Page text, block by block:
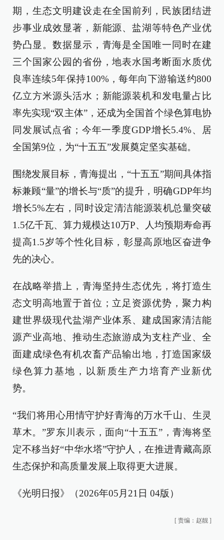
期，生态文明建设走在全国前列，民族团结进
步事业成效显著，新能源、盐湖等特色产业优
势凸显。数据显示，青海是全国唯一同时在建
三个国家公园的省份，地表水国考断面水质优
良率连续5年保持100%，每年向下游输送约800
亿立方米源头活水；新能源装机和发电量占比
率先实现“双主体”，还成为全国首个绿色算电协
同发展试点省；今年一季度GDP增长5.4%、居
全国第9位，为“十五五”发展奠定坚实基础。
围绕发展目标，青海提出，“十五五”期间具体指
标兼顾“量”的增长与“质”的提升，明确GDP年均
增长5%左右，同时设定清洁能源装机总量突破
1.5亿千瓦、算力规模达10万P、人均预期寿命再
提高1.5岁等个性化目标，彰显高原地区奋进争
先的决心。
在战略举措上，青海坚持生态优先，将打造生
态文明高地置于首位；立足资源优势，聚力构
建世界级现代盐湖产业体系、建成国家清洁能
源产业高地、推动生态旅游成为支柱产业、全
面建成绿色有机农畜产品输出地，打造国家级
绿色算力基地，以新质生产力培育产业新优
势。
“我们将用心用情守护好青海的万水千山、生灵
草木。”罗东川表示，面向“十五五”，青海将坚
定不移当好“中华水塔”守护人，在推进青藏高原
生态保护和高质量发展上取得更大进展。
《光明日报》（2026年05月21日 04版）
[ 责编：赵靓 ]